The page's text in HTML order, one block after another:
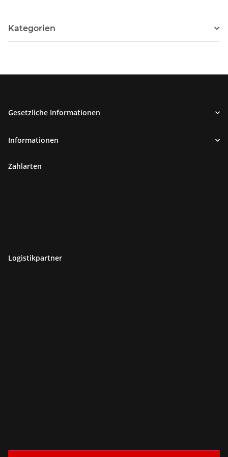
Kategorien
Gesetzliche Informationen
Informationen
Zahlarten
Logistikpartner